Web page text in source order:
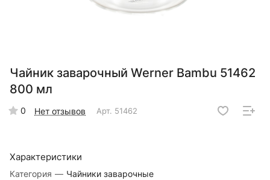
Чайник заварочный Werner Bambu 51462
800 мл
0 Нет отзывов Арт. 51462
Характеристики
Категория — Чайники заварочные